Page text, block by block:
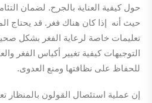
حول كيفية العناية بالجرح. لضمان
حيث أنه إذا كان هناك فغر. قد يحتاج
تعليمات خاصة لرعاية الفغر بشكل
التوجيهات كيفية تغيير أكياس الفغر
للحفاظ على نظافتها ومنع العدوى.
إن عملية استئصال القولون بالمنظار